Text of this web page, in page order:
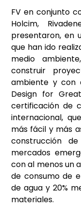
FV en conjunto
Holcim,
presentaron, en
que han ido
medio
construir
ambiente y con
Design for
certificación de
internacional,
más fácil y más
construcción
mercados
con al menos un
de consumo de
de agua y 20%
materiales.